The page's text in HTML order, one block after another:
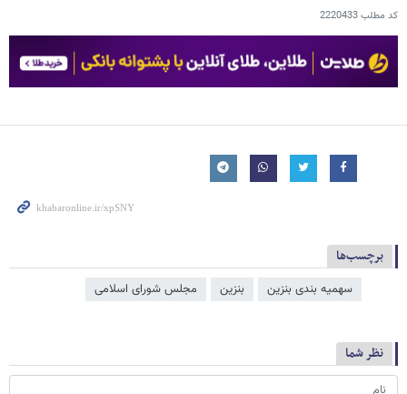
کد مطلب2220433
برچسب‌ها
سهمیه بندی بنزین بنزین مجلس شورای اسلامی
نظر شما